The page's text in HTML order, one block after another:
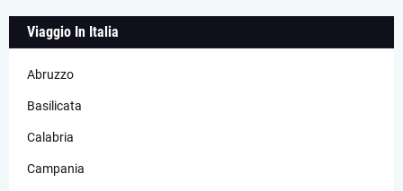
Viaggio In Italia
Abruzzo
Basilicata
Calabria
Campania